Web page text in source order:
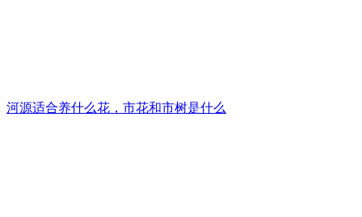
河源适合养什么花，市花和市树是什么